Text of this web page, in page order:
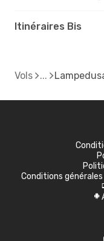
Itinéraires Bis
Vols
Conditions
A